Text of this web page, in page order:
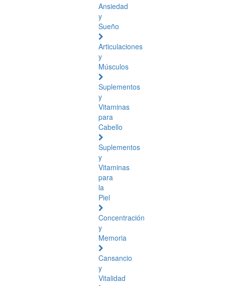
Ansiedad
y
Sueño
Articulaciones
y
Músculos
Suplementos
y
Vitaminas
para
Cabello
Suplementos
y
Vitaminas
para
la
Piel
Concentración
y
Memoria
Cansancio
y
Vitalidad